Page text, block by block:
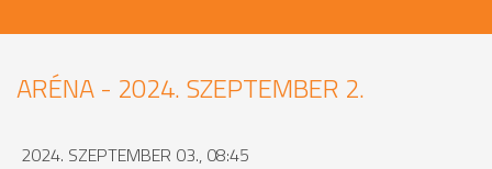
ARÉNA - 2024. SZEPTEMBER 2.
2024. SZEPTEMBER 03., 08:45